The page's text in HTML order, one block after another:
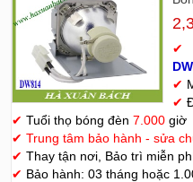
✔
D
✔
✔
✔ Tuổi thọ bóng đèn 7.000 giờ
✔ Trung tâm bảo hành - sửa
✔ Thay tận nơi, Bảo trì miễn
✔ Bảo hành: 03 tháng hoặc